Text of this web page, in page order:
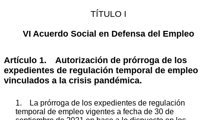
TÍTULO I
VI Acuerdo Social en Defensa del Empleo
Artículo 1. Autorización de prórroga de los
expedientes de regulación temporal de empleo
vinculados a la crisis pandémica.
1. La prórroga de los expedientes de regulación
temporal de empleo vigentes a fecha de 30 de